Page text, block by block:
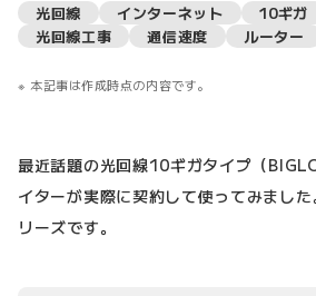
光回線 インターネット 10ギガ
光回線工事
通信速度 ルーター
本記事は作成時点の内容です。
最近話題の光回線10ギガタイプ（
イターが実際に契約して使ってみまし
リーズです。